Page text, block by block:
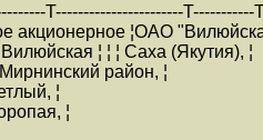
T-----------------------T-----------
акционерное ¦ОАО
¦ ¦ ¦ Саха (Якутия), ¦
Мирнинский район, ¦
¦
¦